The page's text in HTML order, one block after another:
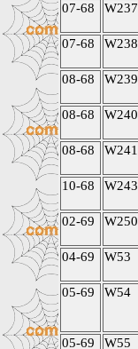
07-68 W237
07-68 W238
08-68 W239
08-68 W240
08-68 W241
10-68 W243
02-69 W250
04-69 W53
05-69 W54
05-69 W55